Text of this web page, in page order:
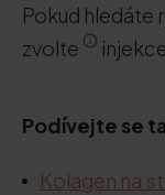
Pokud hledáte
zvolte
Podívejte se
Kolagen na